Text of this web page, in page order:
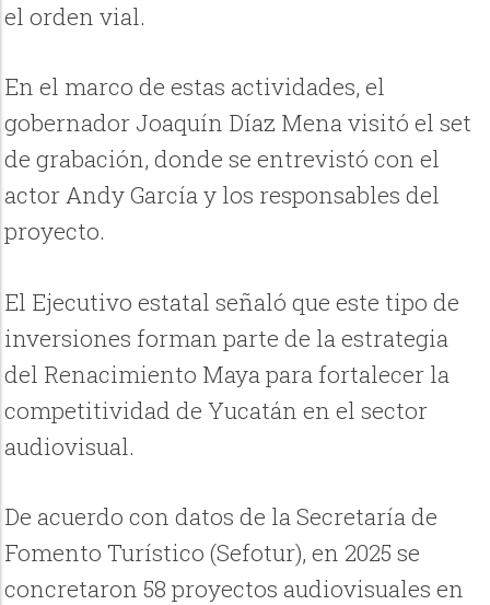
el orden vial.
En el marco de estas actividades, el
gobernador Joaquín Díaz Mena visitó el set
de grabación, donde se entrevistó con el
actor Andy García y los responsables del
proyecto.
El Ejecutivo estatal señaló que este tipo de
inversiones forman parte de la estrategia
del Renacimiento Maya para fortalecer la
competitividad de Yucatán en el sector
audiovisual.
De acuerdo con datos de la Secretaría de
Fomento Turístico (Sefotur), en 2025 se
concretaron 58 proyectos audiovisuales en